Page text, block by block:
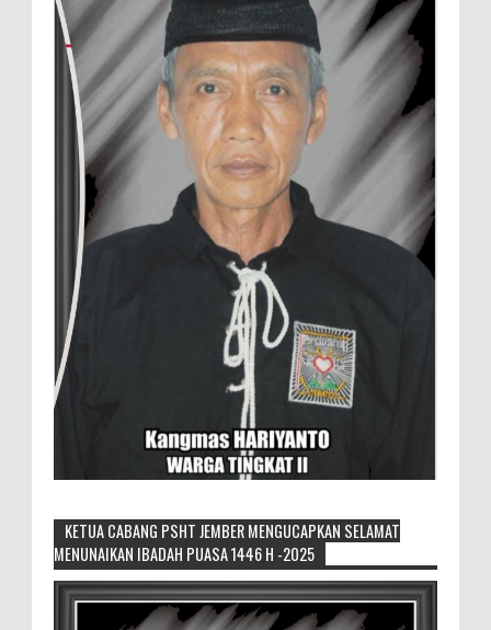
Sikapi Overproduksi Panen Selada, Petani
Muda Hidroponik Ikuti Pelatihan
Manajemen Budidaya dan Tata Kelola
KETUA CABANG PSHT JEMBER MENGUCAPKAN SELAMAT
MENUNAIKAN IBADAH PUASA 1446 H -2025